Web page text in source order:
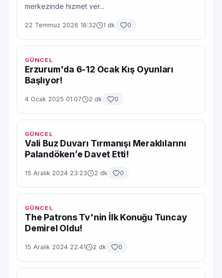
merkezinde hizmet ver...
22 Temmuz 2026 18:32 1 dk 0
GÜNCEL
Erzurum'da 6-12 Ocak Kış Oyunları
Başlıyor!
4 Ocak 2025 01:07 2 dk 0
GÜNCEL
Vali Buz Duvarı Tırmanışı Meraklılarını
Palandöken’e Davet Etti!
15 Aralık 2024 23:23 2 dk 0
GÜNCEL
The Patrons Tv'nin İlk Konuğu Tuncay
Demirel Oldu!
15 Aralık 2024 22:41 2 dk 0